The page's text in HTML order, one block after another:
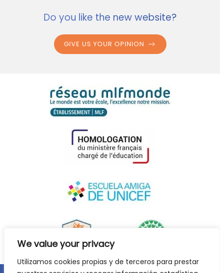
We value your privacy
Utilizamos cookies propias y de terceros para prestar
Do you like the new website?
GIVE US YOUR OPINION